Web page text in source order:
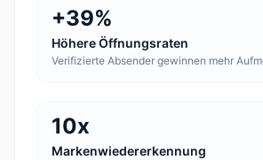
+39%
Höhere Öffnungsraten
Verifizierte Absender gewinnen mehr
10x
Markenwiedererkennung